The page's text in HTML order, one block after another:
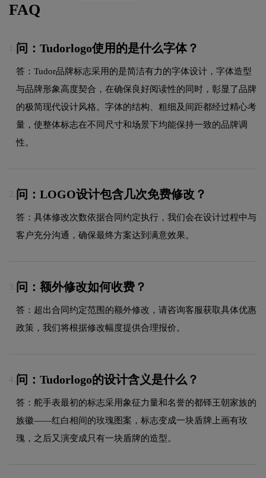
FAQ
问：Tudorlogo使用的是什么字体？
答：Tudor品牌标志采用的是简洁有力的字体设计，字体造型
与品牌形象高度契合，在确保良好阅读性的同时，彰显了品牌
的极简现代设计风格。字体的结构、粗细及间距都经过精心考
量，使整体标志在不同尺寸和场景下均能保持一致的品牌调
性。
2. 问：LOGO设计包含几次免费修改？
答：具体修改次数依据合同约定执行，我们会在设计过程中与
客户充分沟通，确保最终方案达到满意效果。
3. 问：额外修改如何收费？
答：超出合同约定范围的额外修改，请咨询客服获取具体优惠
政策，我们将根据修改幅度提供合理报价。
4. 问：Tudorlogo的设计含义是什么？
答：舵手表最初的标志采用象征力量和名誉的都铎王朝家族的
族徽——红白相间的玫瑰图案，标志变成一块盾牌上画有玫
瑰，之后又演变成只有一块盾牌的造型。